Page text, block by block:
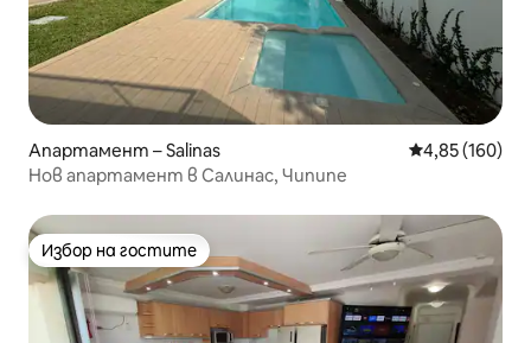
Апартамент – Salinas Средна
4,85 (160)
Нов апартамент в Салинас, Чипипе
Избор на гостите
Избор на гостите